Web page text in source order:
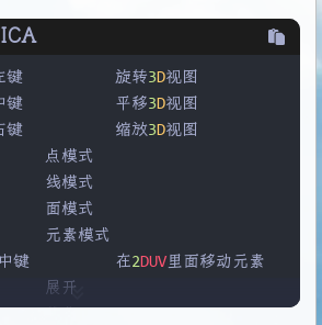
鼠标中键按下移动
alt + 鼠标中键
数据
Viewcube 	ctrl + alt + v
示性能 > 纹理贴图改成
计数据 > 三角形计数：总计 + 选择
鼠标左键		旋转3D视图
鼠标中键		平移3D视图
鼠标右键		缩放3D视图
		点模式
		线模式
		面模式
		元素模式
鼠标中键		在2DUV里面移动元素
		展开
		优化